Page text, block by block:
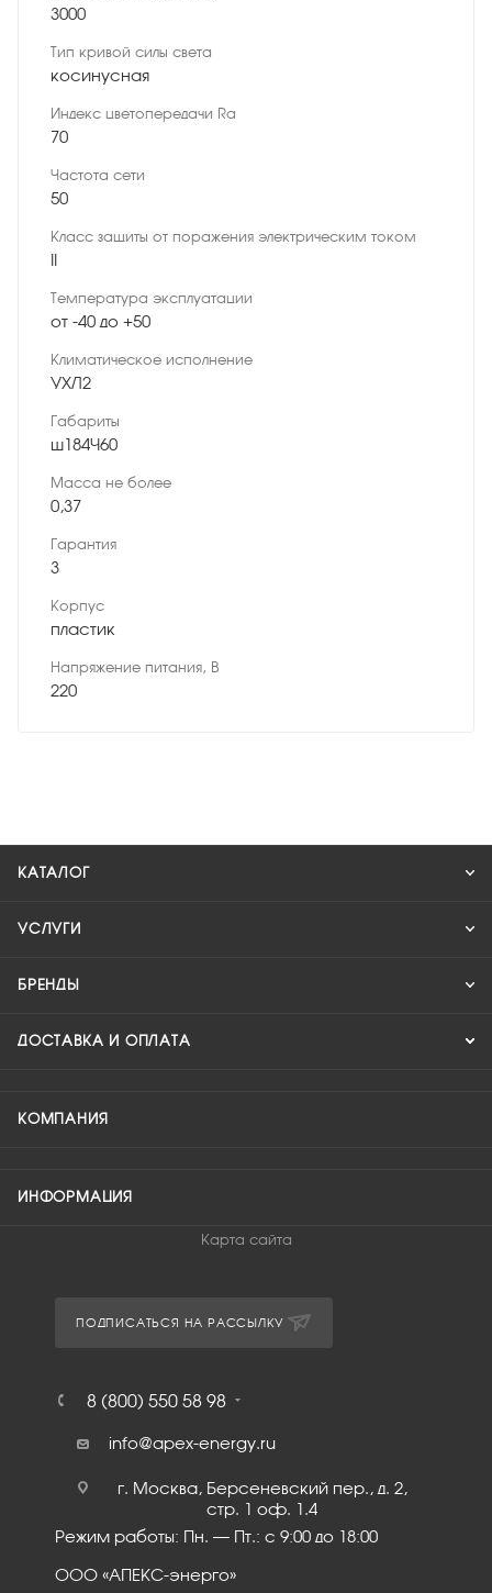
3000
Тип кривой силы света
косинусная
Индекс цветопередачи Ra
70
Частота сети
50
Класс защиты от поражения электрическим током
II
Температура эксплуатации
от -40 до +50
Климатическое исполнение
УХЛ2
Габариты
ø184×60
Масса не более
0,37
Гарантия
3
Корпус
пластик
Напряжение питания, В
220
КАТАЛОГ
УСЛУГИ
БРЕНДЫ
ДОСТАВКА И ОПЛАТА
КОМПАНИЯ
ИНФОРМАЦИЯ
Карта сайта
ПОДПИСАТЬСЯ НА РАССЫЛКУ
8 (800) 550 58 98
info@apex-energy.ru
г. Москва, Берсеневский пер., д. 2,
стр. 1 оф. 1.4
Режим работы: Пн. – Пт.: с 9:00 до 18:00
ООО «АПЕКС-энерго»